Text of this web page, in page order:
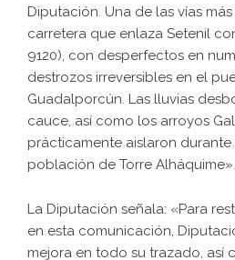
Diputación. Una de las vías
carretera que enlaza Setenil
9120), con desperfectos en
destrozos irreversibles en el
Guadalporcún. Las lluvias
cauce, así como los arroyos
prácticamente aislaron
población de Torre Alháquime».
La Diputación señala: «Para
en esta comunicación,
mejora en todo su trazado, así